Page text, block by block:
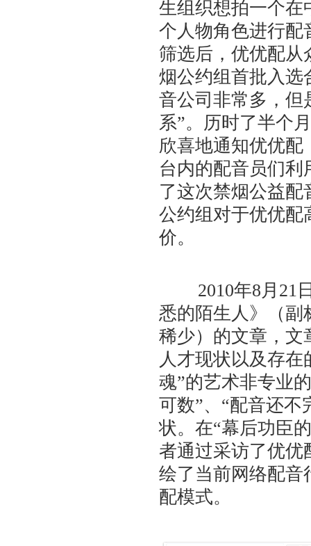
生组织想拍一个在
个人物角色进行配
筛选后，优优配从
烟公约组首批入选
音公司非常多，但
系”。历时了半个
欣喜地通知优优配
台内的配音员们
了这次禁烟公益配
公约组对于优优配
价。
2010年8月21日
悉的陌生人》（副
稀少）的文章，文
人才现状以及存
魂”的艺术非专业
可数”、“配音还不
状。在“幕后功臣
者通过采访了优优
绘了当前网络配音
配模式。